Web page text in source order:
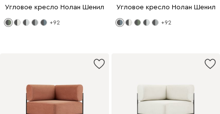
Угловое кресло Нолан Шенилл Зеленый
+92
Угловое кресло Нолан
+92